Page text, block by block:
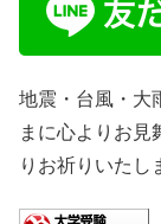
地震・台風・大
まに心よりお見
りお祈りいたし